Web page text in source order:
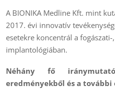
A BIONIKA Medline Kft. mint
2017. évi innovatív
esetekre koncentrál a fogászati-
implantológiában.
Néhány fő
eredményekből és a további